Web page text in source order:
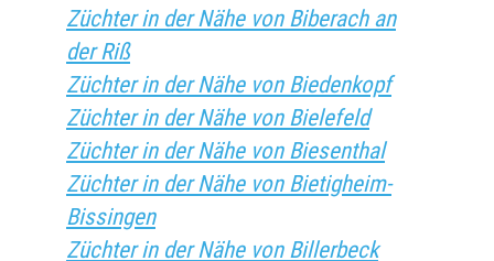
Züchter in der Nähe von Biberach an
der Riß
Züchter in der Nähe von Biedenkopf
Züchter in der Nähe von Bielefeld
Züchter in der Nähe von Biesenthal
Züchter in der Nähe von Bietigheim-
Bissingen
Züchter in der Nähe von Billerbeck